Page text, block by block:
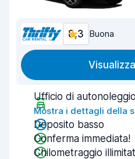
8,3 Buona
Ufficio di autonoleggio
Mostra i dettagli della
Deposito basso
Conferma immediata!
Chilometraggio